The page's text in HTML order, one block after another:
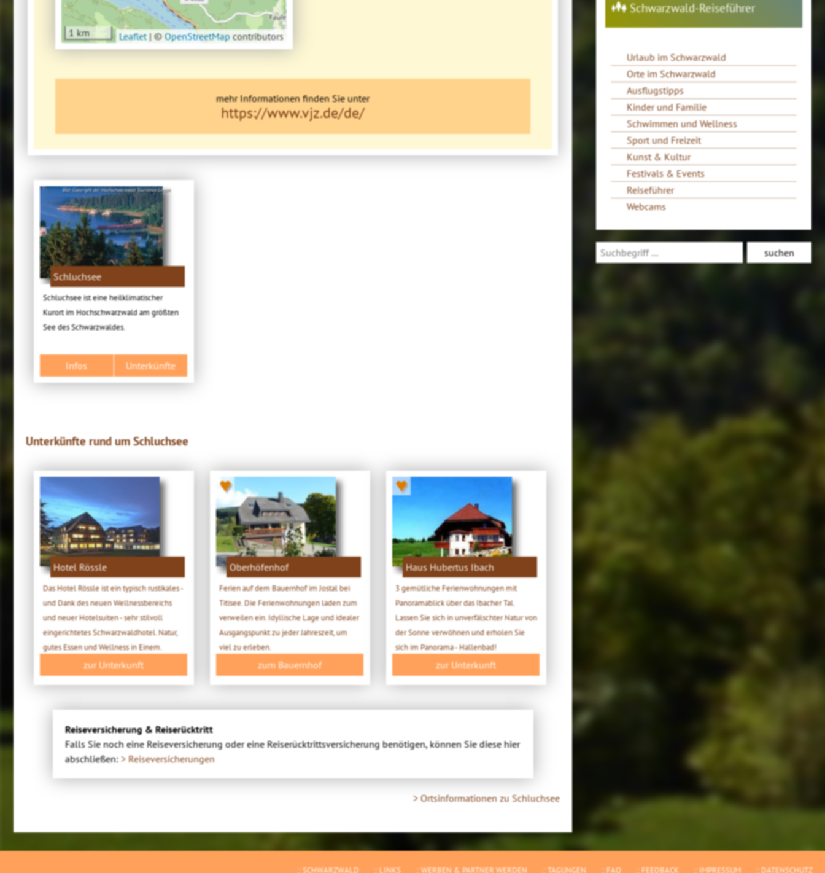
1 km Leaflet | © OpenStreetMap contributors
mehr Informationen finden Sie unter
https://www.vjz.de/de/
Bild: Copyright der Hochschwarzwald Tourismus GmbH
Schluchsee
Schluchsee ist eine heilklimatischer
Kurort im Hochschwarzwald am größten
See des Schwarzwaldes.
Infos Unterkünfte
Unterkünfte rund um Schluchsee
Hotel Rössle
Das Hotel Rössle ist ein typisch rustikales -
und Dank des neuen Wellnessbereichs
und neuer Hotelsuiten - sehr stilvoll
eingerichtetes Schwarzwaldhotel. Natur,
gutes Essen und Wellness in Einem.
zur Unterkunft
♥
Oberhöfenhof
Ferien auf dem Bauernhof im Jostal bei
Titisee. Die Ferienwohnungen laden zum
verweilen ein. Idyllische Lage und idealer
Ausgangspunkt zu jeder Jahreszeit, um
viel zu erleben.
zum Bauernhof
♥
Haus Hubertus Ibach
3 gemütliche Ferienwohnungen mit
Panoramablick über das Ibacher Tal.
Lassen Sie sich in unverfälschter Natur von
der Sonne verwöhnen und erholen Sie
sich im Panorama - Hallenbad!
zur Unterkunft
Reiseversicherung & Reiserücktritt
Falls Sie noch eine Reiseversicherung oder eine Reiserücktrittsversicherung benötigen, können Sie diese hier
abschließen: > Reiseversicherungen
> Ortsinformationen zu Schluchsee
Schwarzwald-Reiseführer
Urlaub im Schwarzwald
Orte im Schwarzwald
Ausflugstipps
Kinder und Familie
Schwimmen und Wellness
Sport und Freizeit
Kunst & Kultur
Festivals & Events
Reiseführer
Webcams
SCHWARZWALD LINKS WERBEN & PARTNER WERDEN TAGUNGEN FAQ FEEDBACK IMPRESSUM DATENSCHUTZ